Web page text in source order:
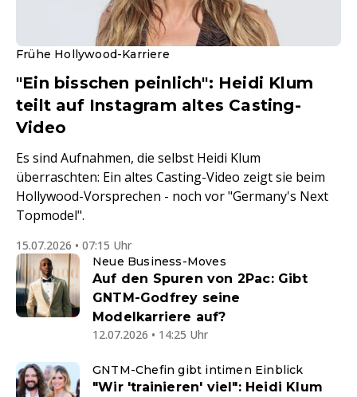
Frühe Hollywood-Karriere
"Ein bisschen peinlich": Heidi Klum
teilt auf Instagram altes Casting-
Video
Es sind Aufnahmen, die selbst Heidi Klum
überraschten: Ein altes Casting-Video zeigt sie beim
Hollywood-Vorsprechen - noch vor "Germany's Next
Topmodel".
15.07.2026 • 07:15 Uhr
Neue Business-Moves
Auf den Spuren von 2Pac: Gibt
GNTM-Godfrey seine
Modelkarriere auf?
12.07.2026 • 14:25 Uhr
GNTM-Chefin gibt intimen Einblick
"Wir 'trainieren' viel": Heidi Klum